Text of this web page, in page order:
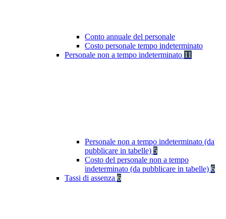
Conto annuale del personale
Costo personale tempo indeterminato
Personale non a tempo indeterminato 11
Personale non a tempo indeterminato (da
pubblicare in tabelle) 5
Costo del personale non a tempo
indeterminato (da pubblicare in tabelle) 6
Tassi di assenza 6